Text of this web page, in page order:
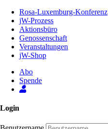
Inhalt
Seite
Rosa-Luxemburg-Konferenz
jW-Prozess
Aktionsbüro
Genossenschaft
Veranstaltungen
jW-Shop
Abo
Spende
Login